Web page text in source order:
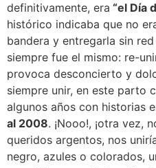
definitivamente, era “el Día
histórico indicaba que no
bandera y entregarla sin
siempre fue el mismo: re-
provoca desconcierto y
siempre unir, en este parto
algunos años con historias
al 2008. ¡Nooo!, ¡otra vez,
queridos argentos, nos
negro, azules o colorados,